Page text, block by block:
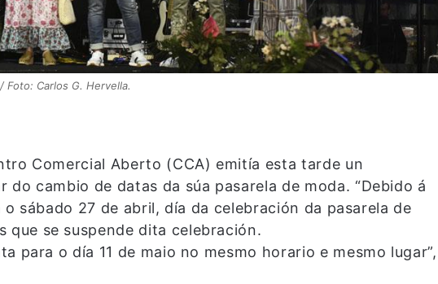
Foto: Carlos G. Hervella.
Comercial Aberto (CCA) emitía esta tarde un
do cambio de datas da súa pasarela de moda. “Debido á
sábado 27 de abril, día da celebración da pasarela de
que se suspende dita celebración.
para o día 11 de maio no mesmo horario e mesmo lugar”,